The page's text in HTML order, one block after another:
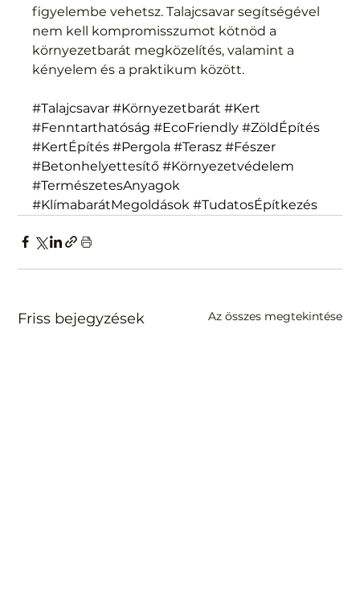
figyelembe vehetsz. Talajcsavar segítségével
nem kell kompromisszumot kötnöd a
környezetbarát megközelítés, valamint a
kényelem és a praktikum között.
#Talajcsavar #Környezetbarát #Kert
#Fenntarthatóság #EcoFriendly #ZöldÉpítés
#KertÉpítés #Pergola #Terasz #Fészer
#Betonhelyettesítő #Környezetvédelem
#TermészetesAnyagok
#KlímabarátMegoldások #TudatosÉpítkezés
Friss bejegyzések Az összes megtekintése